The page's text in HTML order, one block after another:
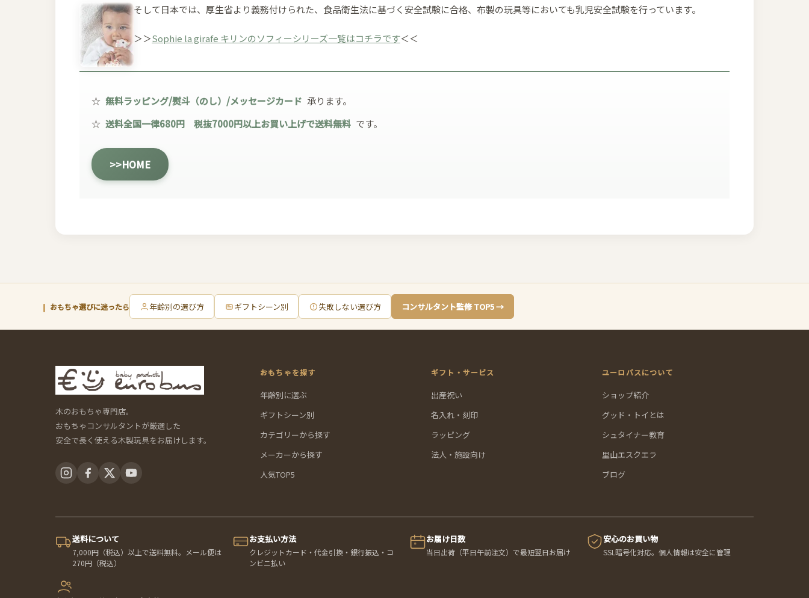
そして日本では、厚生省より義務付けられた、食品衛生法に基づく安全試験に合格、布製の玩具等においても乳児安全試験を行っています。
＞＞Sophie la girafe キリンのソフィーシリーズ一覧はコチラです＜＜
☆ 無料ラッピング/熨斗（のし）/メッセージカード 承ります。
☆ 送料全国一律680円 税抜7000円以上お買い上げで送料無料 です。
>>HOME
おもちゃ選びに迷ったら 年齢別の選び方 ギフトシーン別 失敗しない選び方 コンサルタント監修 TOP5 →
木のおもちゃ専門店。
おもちゃコンサルタントが厳選した
安全で長く使える木製玩具をお届けします。
おもちゃを探す
年齢別に選ぶ
ギフトシーン別
カテゴリーから探す
メーカーから探す
人気TOP5
ギフト・サービス
出産祝い
名入れ・刻印
ラッピング
法人・施設向け
ユーロバスについて
ショップ紹介
グッド・トイとは
シュタイナー教育
里山エスクエラ
ブログ
送料について
7,000円（税込）以上で送料無料。メール便は
270円（税込）
お支払い方法
クレジットカード・代金引換・銀行振込・コ
ンビニ払い
お届け日数
当日出荷（平日午前注文）で最短翌日お届け
安心のお買い物
SSL暗号化対応。個人情報は安全に管理